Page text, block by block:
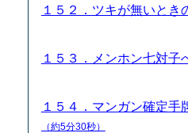
１５２．ツキが無いと
１５３．メンホン七対
１５４．マンガン確定
（約5分30秒）